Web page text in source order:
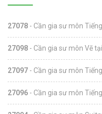
27078 - Cần gia sư môn
27098 - Cần gia sư môn Vẽ
27097 - Cần gia sư môn
27096 - Cần gia sư môn